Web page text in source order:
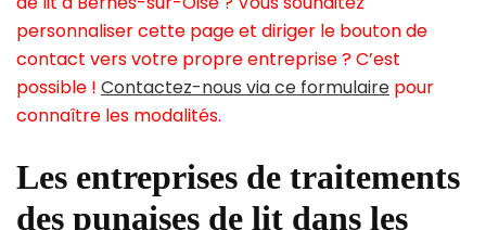
personnaliser cette page et diriger le bouton de
contact vers votre propre entreprise ? C’est
possible ! Contactez-nous via ce formulaire pour
connaître les modalités.
Les entreprises de traitements
des punaises de lit dans les